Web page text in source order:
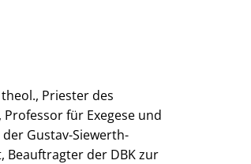
Priester des
für Exegese und
Gustav-Siewerth-
Beauftragter der DBK zur